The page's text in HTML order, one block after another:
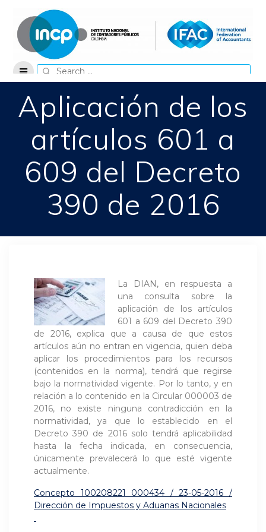
content
Search
for:
Aplicación de los
artículos 601 a
609 del Decreto
390 de 2016
La DIAN, en respuesta a
una consulta sobre la
aplicación de los artículos
601 a 609 del Decreto 390
de 2016, explica que a causa de que estos
artículos aún no entran en vigencia, quien deba
aplicar los procedimientos para los recursos
(contenidos en la norma), tendrá que regirse
bajo la normatividad vigente. Por lo tanto, y en
relación a lo contenido en la Circular 000003 de
2016, no existe ninguna contradicción en la
normatividad, ya que lo establecido en el
Decreto 390 de 2016 solo tendrá aplicabilidad
hasta la fecha indicada, en consecuencia,
únicamente prevalecerá lo que esté vigente
actualmente.
Concepto 100208221 000434 / 23-05-2016 /
Dirección de Impuestos y Aduanas Nacionales